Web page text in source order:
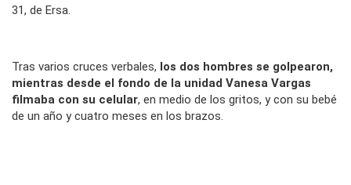
31, de Ersa.
Tras varios cruces verbales, los dos hombres se golpearon,
mientras desde el fondo de la unidad Vanesa Vargas
filmaba con su celular, en medio de los gritos, y con su bebé
de un año y cuatro meses en los brazos.